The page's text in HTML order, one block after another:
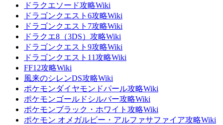
ドラクエソード攻略Wiki
ドラゴンクエスト6攻略Wiki
ドラゴンクエスト7攻略Wiki
ドラクエ8（3DS）攻略Wiki
ドラゴンクエスト9攻略Wiki
ドラゴンクエスト11攻略Wiki
FF12攻略Wiki
風来のシレンDS攻略Wiki
ポケモンダイヤモンドパール攻略Wiki
ポケモンゴールドシルバー攻略Wiki
ポケモンブラック・ホワイト攻略Wiki
ポケモン オメガルビー・アルファサファイア攻略Wiki